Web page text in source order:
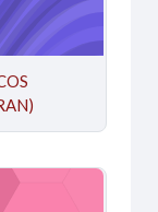
BIBIANA